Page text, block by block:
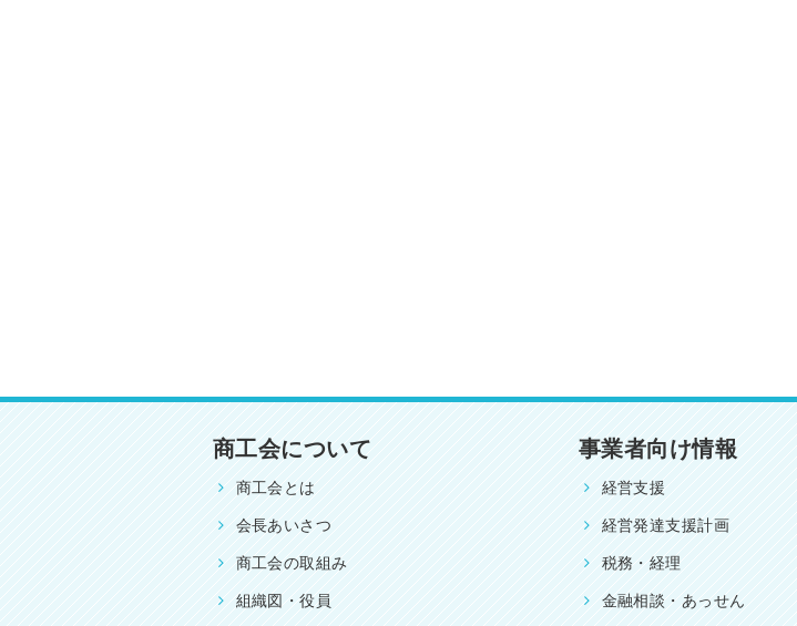
商工会について
商工会とは
会長あいさつ
商工会の取組み
組織図・役員
事業者向け情報
経営支援
経営発達支援計画
税務・経理
金融相談・あっせん